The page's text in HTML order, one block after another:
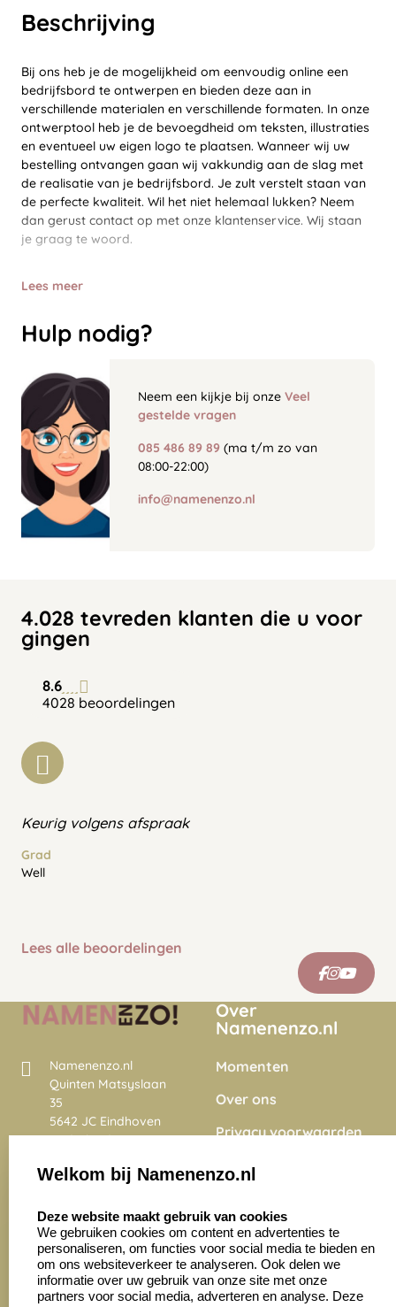
Beschrijving
Bij ons heb je de mogelijkheid om eenvoudig online een
bedrijfsbord te ontwerpen en bieden deze aan in
verschillende materialen en verschillende formaten. In onze
ontwerptool heb je de bevoegdheid om teksten, illustraties
en eventueel uw eigen logo te plaatsen. Wanneer wij uw
bestelling ontvangen gaan wij vakkundig aan de slag met
de realisatie van je bedrijfsbord. Je zult verstelt staan van
de perfecte kwaliteit. Wil het niet helemaal lukken? Neem
dan gerust contact op met onze klantenservice. Wij staan
je graag te woord.
Lees meer
Hulp nodig?
Neem een kijkje bij onze Veel
gestelde vragen
085 486 89 89 (ma t/m zo van
08:00-22:00)
info@namenenzo.nl
4.028 tevreden klanten die u voor
gingen
8.6
4028 beoordelingen
Keurig volgens afspraak
Grad
Well
Lees alle beoordelingen
Namenenzo.nl
Quinten Matsyslaan
35
5642 JC Eindhoven
Nederland
4028 beoordelingen
Over
Namenenzo.nl
Momenten
Over ons
Privacy voorwaarden
Onze vacatures
Zakelijk:
Aanvraag op maat
Klantenservice:
Contact opnemen
Welkom bij Namenenzo.nl
Deze website maakt gebruik van cookies
We gebruiken cookies om content en advertenties te
personaliseren, om functies voor social media te bieden en
om ons websiteverkeer te analyseren. Ook delen we
informatie over uw gebruik van onze site met onze
partners voor social media, adverteren en analyse. Deze